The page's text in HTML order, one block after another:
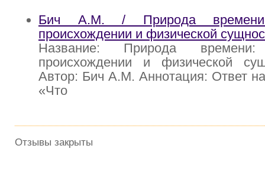
Бич A.M. / Природа
происхождении и физической
Название: Природа
происхождении и физической
Автор: Бич A.M. Аннотация: Ответ
«Что
Отзывы закрыты